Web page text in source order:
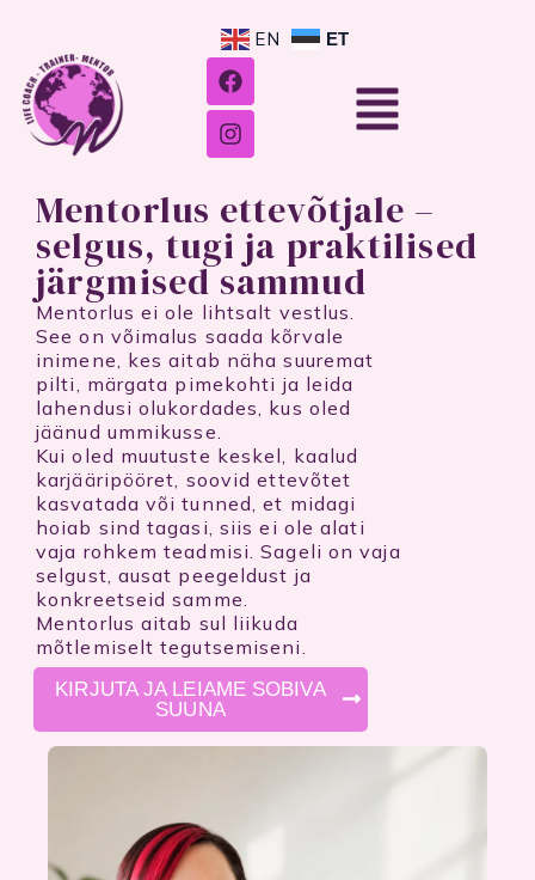
content
EN ET
F
a
c
e
b
o
k
I
n
s
t
a
r
a
m
Mentorlus ettevõtjale –
selgus, tugi ja praktilised
järgmised sammud
Mentorlus ei ole lihtsalt vestlus.
See on võimalus saada kõrvale
inimene, kes aitab näha suuremat
pilti, märgata pimekohti ja leida
lahendusi olukordades, kus oled
jäänud ummikusse.
Kui oled muutuste keskel, kaalud
karjääripööret, soovid ettevõtet
kasvatada või tunned, et midagi
hoiab sind tagasi, siis ei ole alati
vaja rohkem teadmisi. Sageli on vaja
selgust, ausat peegeldust ja
konkreetseid samme.
Mentorlus aitab sul liikuda
mõtlemiselt tegutsemiseni.
KIRJUTA JA LEIAME SOBIVA
SUUNA